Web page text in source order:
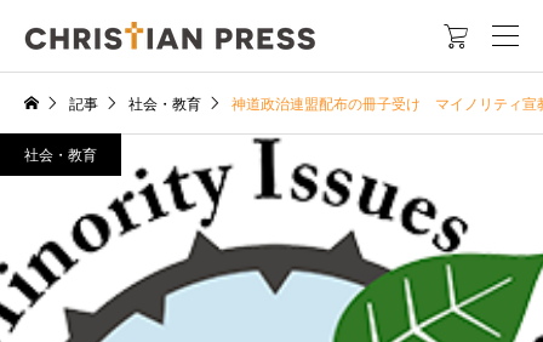

記事 社会・教育 神道政治連盟配布の冊子受け マイノリティ宣
社会・教育